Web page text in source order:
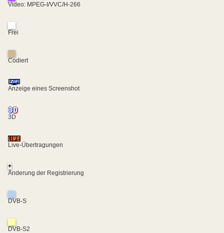
Video: MPEG-I/VVC/H-266
Frei
Codiert
Anzeige eines Screenshot
3D
Live-Übertragungen
+
Änderung der Registrierung
DVB-S
DVB-S2